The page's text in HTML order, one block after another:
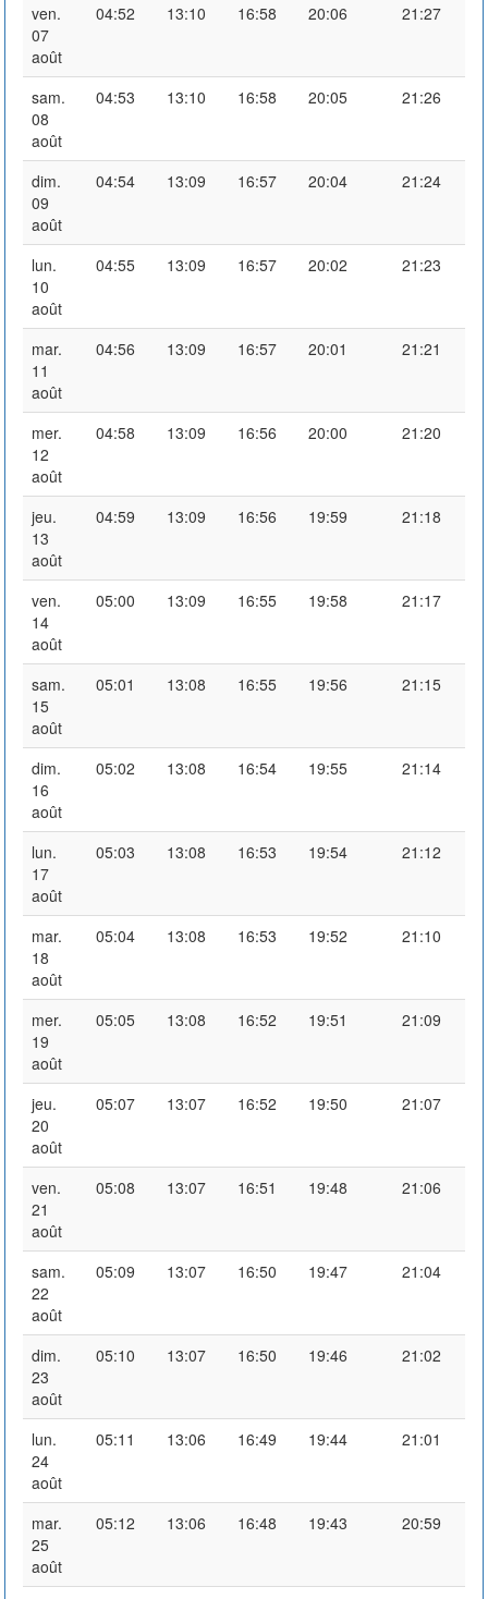
ven.
07
août
04:52 13:10 16:58 20:06 21:27
sam.
08
août
04:53 13:10 16:58 20:05 21:26
dim.
09
août
04:54 13:09 16:57 20:04 21:24
lun.
10
août
04:55 13:09 16:57 20:02 21:23
mar.
11
août
04:56 13:09 16:57 20:01 21:21
mer.
12
août
04:58 13:09 16:56 20:00 21:20
jeu.
13
août
04:59 13:09 16:56 19:59 21:18
ven.
14
août
05:00 13:09 16:55 19:58 21:17
sam.
15
août
05:01 13:08 16:55 19:56 21:15
dim.
16
août
05:02 13:08 16:54 19:55 21:14
lun.
17
août
05:03 13:08 16:53 19:54 21:12
mar.
18
août
05:04 13:08 16:53 19:52 21:10
mer.
19
août
05:05 13:08 16:52 19:51 21:09
jeu.
20
août
05:07 13:07 16:52 19:50 21:07
ven.
21
août
05:08 13:07 16:51 19:48 21:06
sam.
22
août
05:09 13:07 16:50 19:47 21:04
dim.
23
août
05:10 13:07 16:50 19:46 21:02
lun.
24
août
05:11 13:06 16:49 19:44 21:01
mar.
25
août
05:12 13:06 16:48 19:43 20:59